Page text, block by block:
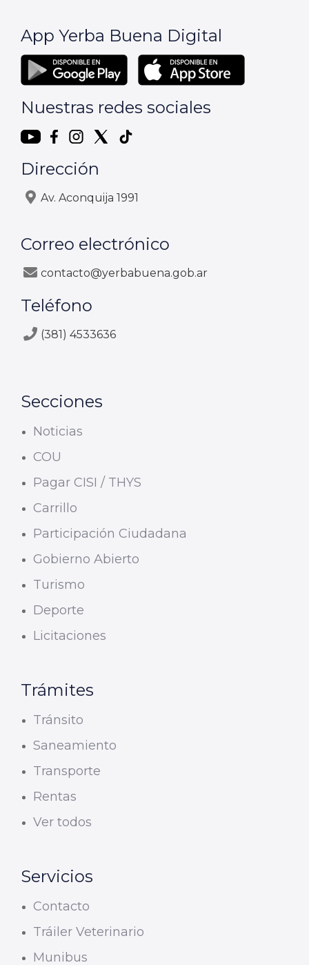
App Yerba Buena Digital
Nuestras redes sociales
Dirección
Av. Aconquija 1991
Correo electrónico
contacto@yerbabuena.gob.ar
Teléfono
(381) 4533636
Secciones
Noticias
COU
Pagar CISI / THYS
Carrillo
Participación Ciudadana
Gobierno Abierto
Turismo
Deporte
Licitaciones
Trámites
Tránsito
Saneamiento
Transporte
Rentas
Ver todos
Servicios
Contacto
Tráiler Veterinario
Munibus